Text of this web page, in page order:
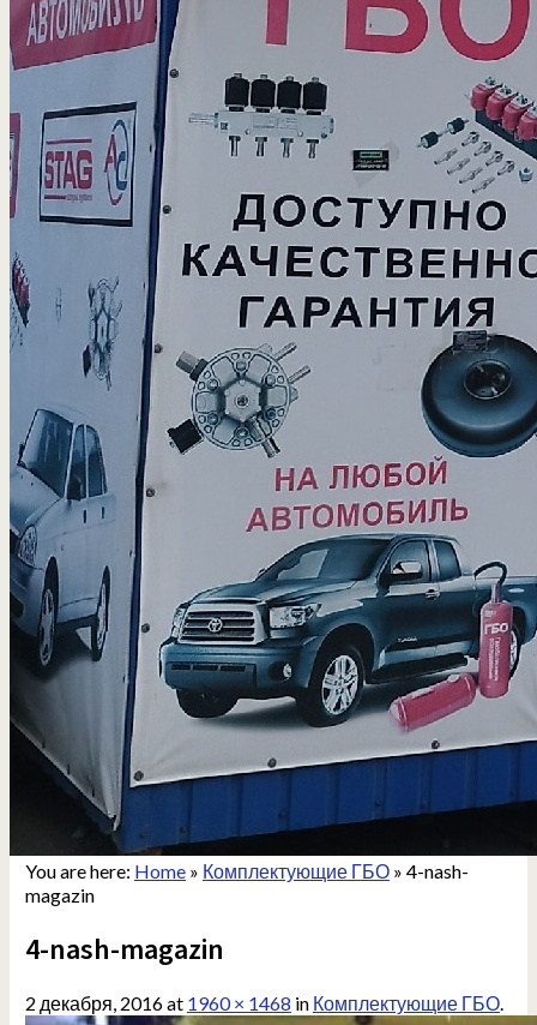
You are here: Home» Комплектующие ГБО» 4-nash-
magazin
4-nash-magazin
2 декабря, 2016at 1960 × 1468 in Комплектующие ГБО.